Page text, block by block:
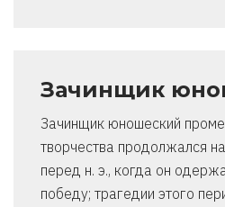
Зачинщик
Зачинщик юношеский
творчества продолжался
перед н. э., когда он
победу; трагедии этого